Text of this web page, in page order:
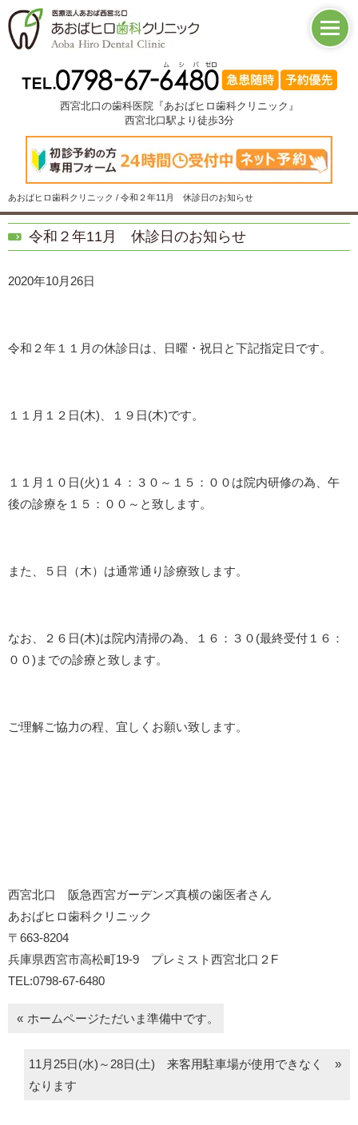
西宮北口の歯科医院『あおばヒロ歯科クリニック』
西宮北口駅より徒歩3分
あおばヒロ歯科クリニック / 令和２年11月 休診日のお知らせ
令和２年11月 休診日のお知らせ
2020年10月26日
令和２年１１月の休診日は、日曜・祝日と下記指定日です。
１１月１２日(木)、１９日(木)です。
１１月１０日(火)１４：３０～１５：００は院内研修の為、午
後の診療を１５：００～と致します。
また、５日（木）は通常通り診療致します。
なお、２６日(木)は院内清掃の為、１６：３０(最終受付１６：
００)までの診療と致します。
ご理解ご協力の程、宜しくお願い致します。
西宮北口 阪急西宮ガーデンズ真横の歯医者さん
あおばヒロ歯科クリニック
〒663-8204
兵庫県西宮市高松町19-9 プレミスト西宮北口２F
TEL:0798-67-6480
ホームページただいま準備中です。
11月25日(水)～28日(土) 来客用駐車場が使用できなく
なります